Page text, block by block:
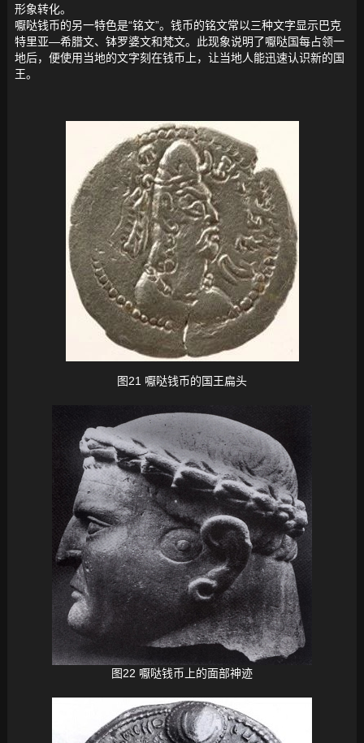
形象转化。
嚈哒钱币的另一特色是“铭文”。钱币的铭文常以三种文字显示巴克
特里亚—希腊文、钵罗婆文和梵文。此现象说明了嚈哒国每占领一
地后，便使用当地的文字刻在钱币上，让当地人能迅速认识新的国
王。
图21 嚈哒钱币的国王扁头
图22 嚈哒钱币上的面部神迹